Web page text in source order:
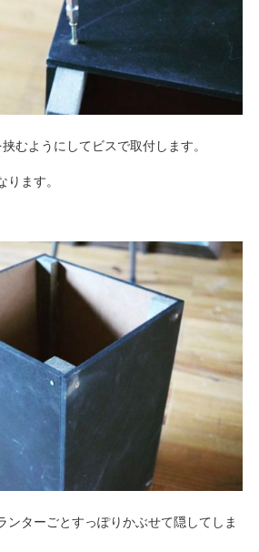
むようにしてビスで取付します。
ります。
ンターごとすっぽりかぶせて隠してしま